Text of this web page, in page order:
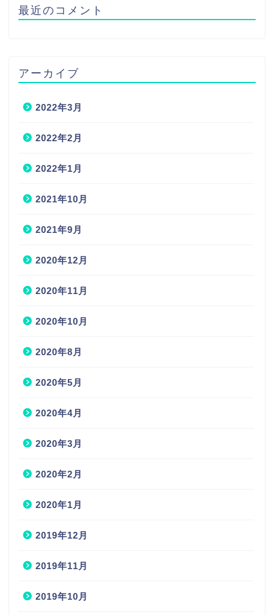
最近のコメント
アーカイブ
2022年3月
2022年2月
2022年1月
2021年10月
2021年9月
2020年12月
2020年11月
2020年10月
2020年8月
2020年5月
2020年4月
2020年3月
2020年2月
2020年1月
2019年12月
2019年11月
2019年10月